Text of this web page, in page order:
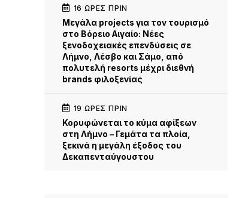
16 ΏΡΕΣ ΠΡΙΝ
Μεγάλα projects για τον τουρισμό
στο Βόρειο Αιγαίο: Νέες
ξενοδοχειακές επενδύσεις σε
Λήμνο, Λέσβο και Σάμο, από
πολυτελή resorts μέχρι διεθνή
brands φιλοξενίας
19 ΏΡΕΣ ΠΡΙΝ
Κορυφώνεται το κύμα αφίξεων
στη Λήμνο – Γεμάτα τα πλοία,
ξεκινά η μεγάλη έξοδος του
Δεκαπενταύγουστου